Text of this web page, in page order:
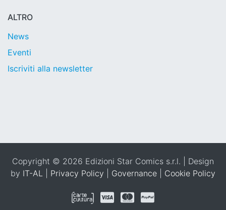
ALTRO
News
Eventi
Iscriviti alla newsletter
Copyright © 2026 Edizioni Star Comics s.r.l. | Design
by IT-AL Privacy Policy Governance Cookie Policy